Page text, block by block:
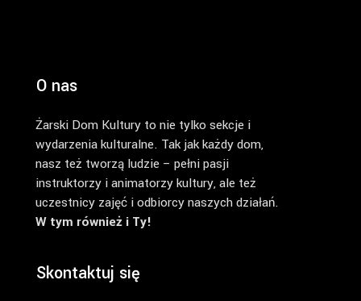
O nas
Żarski Dom Kultury to nie tylko sekcje i
wydarzenia kulturalne. Tak jak każdy dom,
nasz też tworzą ludzie – pełni pasji
instruktorzy i animatorzy kultury, ale też
uczestnicy zajęć i odbiorcy naszych działań.
W tym również i Ty!
Skontaktuj się